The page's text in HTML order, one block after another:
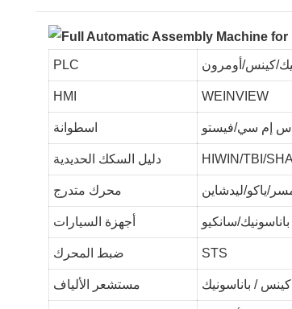
PLC كينس/أومرون
HMI WEINVIEW
اسطوانة إس إم سي/فيستو
دليل السكك الحديدية HIWIN/TBI/
محرك متدرج ياكو/ليدشاين
أجهزة السيارات باناسونيك/سانكيو
ضبط المحرك STS
مستشعر الألياف كينس / باناسونيك